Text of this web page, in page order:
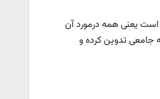
ملی است یعنی همه درمورد آن
جامعی تدوین کرده و